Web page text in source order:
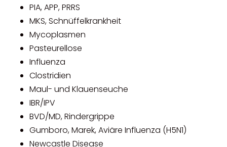
PIA, APP, PRRS
MKS, Schnüffelkrankheit
Mycoplasmen
Pasteurellose
Influenza
Clostridien
Maul- und Klauenseuche
IBR/IPV
BVD/MD, Rindergrippe
Gumboro, Marek, Aviäre Influenza (H5N1)
Newcastle Disease